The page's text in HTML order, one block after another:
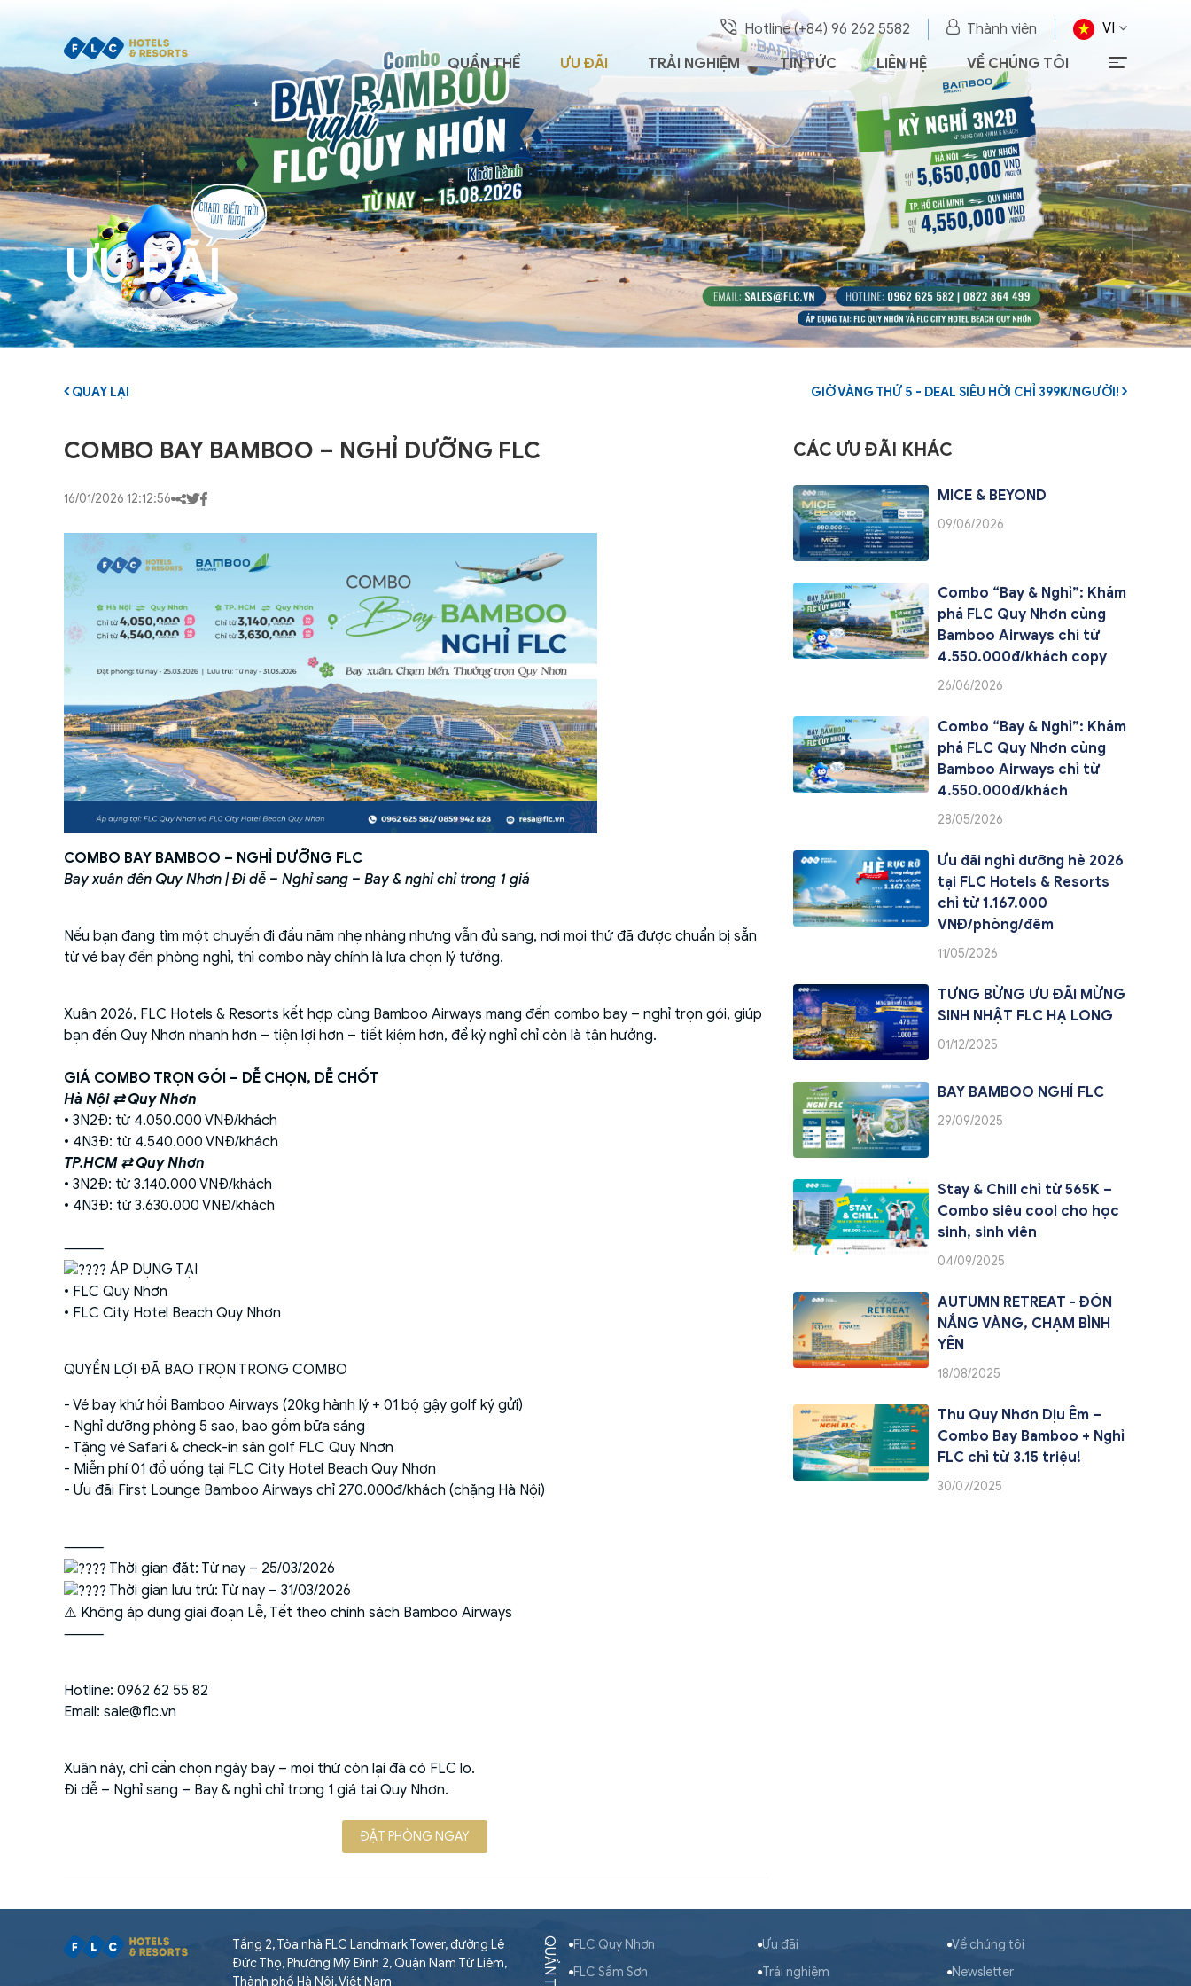
Hotline (+84) 96 262 5582 Thành viên VI
QUẦN THỂ ƯU ĐÃI TRẢI NGHIỆM TIN TỨC LIÊN HỆ VỀ CHÚNG TÔI
ƯU ĐÃI
QUAY LẠI GIỜ VÀNG THỨ 5 - DEAL SIÊU HỜI CHỈ 399K/NGƯỜI!
COMBO BAY BAMBOO – NGHỈ DƯỠNG FLC
16/01/2026 12:12:56
COMBO BAY BAMBOO – NGHỈ DƯỠNG FLC
Bay xuân đến Quy Nhơn | Đi dễ – Nghỉ sang – Bay & nghỉ chỉ trong 1 giá
Nếu bạn đang tìm một chuyến đi đầu năm nhẹ nhàng nhưng vẫn đủ sang, nơi mọi thứ đã được chuẩn bị sẵn
từ vé bay đến phòng nghỉ, thì combo này chính là lựa chọn lý tưởng.
Xuân 2026, FLC Hotels & Resorts kết hợp cùng Bamboo Airways mang đến combo bay – nghỉ trọn gói, giúp
bạn đến Quy Nhơn nhanh hơn – tiện lợi hơn – tiết kiệm hơn, để kỳ nghỉ chỉ còn là tận hưởng.
GIÁ COMBO TRỌN GÓI – DỄ CHỌN, DỄ CHỐT
Hà Nội ⇄ Quy Nhơn
• 3N2Đ: từ 4.050.000 VNĐ/khách
• 4N3Đ: từ 4.540.000 VNĐ/khách
TP.HCM ⇄ Quy Nhơn
• 3N2Đ: từ 3.140.000 VNĐ/khách
• 4N3Đ: từ 3.630.000 VNĐ/khách
⸻
ÁP DỤNG TẠI
• FLC Quy Nhơn
• FLC City Hotel Beach Quy Nhơn
QUYỀN LỢI ĐÃ BAO TRỌN TRONG COMBO
- Vé bay khứ hồi Bamboo Airways (20kg hành lý + 01 bộ gậy golf ký gửi)
- Nghỉ dưỡng phòng 5 sao, bao gồm bữa sáng
- Tặng vé Safari & check-in sân golf FLC Quy Nhơn
- Miễn phí 01 đồ uống tại FLC City Hotel Beach Quy Nhơn
- Ưu đãi First Lounge Bamboo Airways chỉ 270.000đ/khách (chặng Hà Nội)
⸻
Thời gian đặt: Từ nay – 25/03/2026
Thời gian lưu trú: Từ nay – 31/03/2026
⚠️ Không áp dụng giai đoạn Lễ, Tết theo chính sách Bamboo Airways
⸻
Hotline: 0962 62 55 82
Email: sale@flc.vn
Xuân này, chỉ cần chọn ngày bay – mọi thứ còn lại đã có FLC lo.
Đi dễ – Nghỉ sang – Bay & nghỉ chỉ trong 1 giá tại Quy Nhơn.
ĐẶT PHÒNG NGAY
CÁC ƯU ĐÃI KHÁC
MICE & BEYOND
09/06/2026
Combo “Bay & Nghỉ”: Khám
phá FLC Quy Nhơn cùng
Bamboo Airways chỉ từ
4.550.000đ/khách copy
26/06/2026
Combo “Bay & Nghỉ”: Khám
phá FLC Quy Nhơn cùng
Bamboo Airways chỉ từ
4.550.000đ/khách
28/05/2026
Ưu đãi nghỉ dưỡng hè 2026
tại FLC Hotels & Resorts
chỉ từ 1.167.000
VNĐ/phòng/đêm
11/05/2026
TƯNG BỪNG ƯU ĐÃI MỪNG
SINH NHẬT FLC HẠ LONG
01/12/2025
BAY BAMBOO NGHỈ FLC
29/09/2025
Stay & Chill chỉ từ 565K –
Combo siêu cool cho học
sinh, sinh viên
04/09/2025
AUTUMN RETREAT - ĐÓN
NẮNG VÀNG, CHẠM BÌNH
YÊN
18/08/2025
Thu Quy Nhơn Dịu Êm –
Combo Bay Bamboo + Nghỉ
FLC chỉ từ 3.15 triệu!
30/07/2025
Tầng 2, Tòa nhà FLC Landmark Tower, đường Lê
Đức Thọ, Phường Mỹ Đình 2, Quận Nam Từ Liêm,
Thành phố Hà Nội, Việt Nam
FLC Quy Nhơn
FLC Sầm Sơn
Ưu đãi
Trải nghiệm
Về chúng tôi
Newsletter